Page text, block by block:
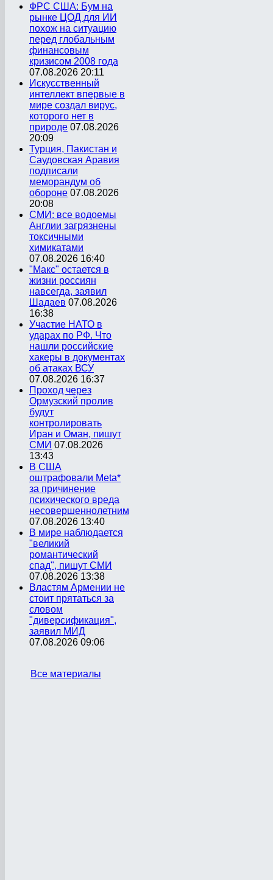
ФРС США: Бум на
рынке ЦОД для ИИ
похож на ситуацию
перед глобальным
финансовым
кризисом 2008 года
07.08.2026 20:11
Искусственный
интеллект впервые в
мире создал вирус,
которого нет в
природе 07.08.2026
20:09
Турция, Пакистан и
Саудовская Аравия
подписали
меморандум об
обороне 07.08.2026
20:08
СМИ: все водоемы
Англии загрязнены
токсичными
химикатами
07.08.2026 16:40
"Макс" остается в
жизни россиян
навсегда, заявил
Шадаев 07.08.2026
16:38
Участие НАТО в
ударах по РФ. Что
нашли российские
хакеры в документах
об атаках ВСУ
07.08.2026 16:37
Проход через
Ормузский пролив
будут
контролировать
Иран и Оман, пишут
СМИ 07.08.2026
13:43
В США
оштрафовали Meta*
за причинение
психического вреда
несовершеннолетним
07.08.2026 13:40
В мире наблюдается
"великий
романтический
спад", пишут СМИ
07.08.2026 13:38
Властям Армении не
стоит прятаться за
словом
"диверсификация",
заявил МИД
07.08.2026 09:06
Все материалы